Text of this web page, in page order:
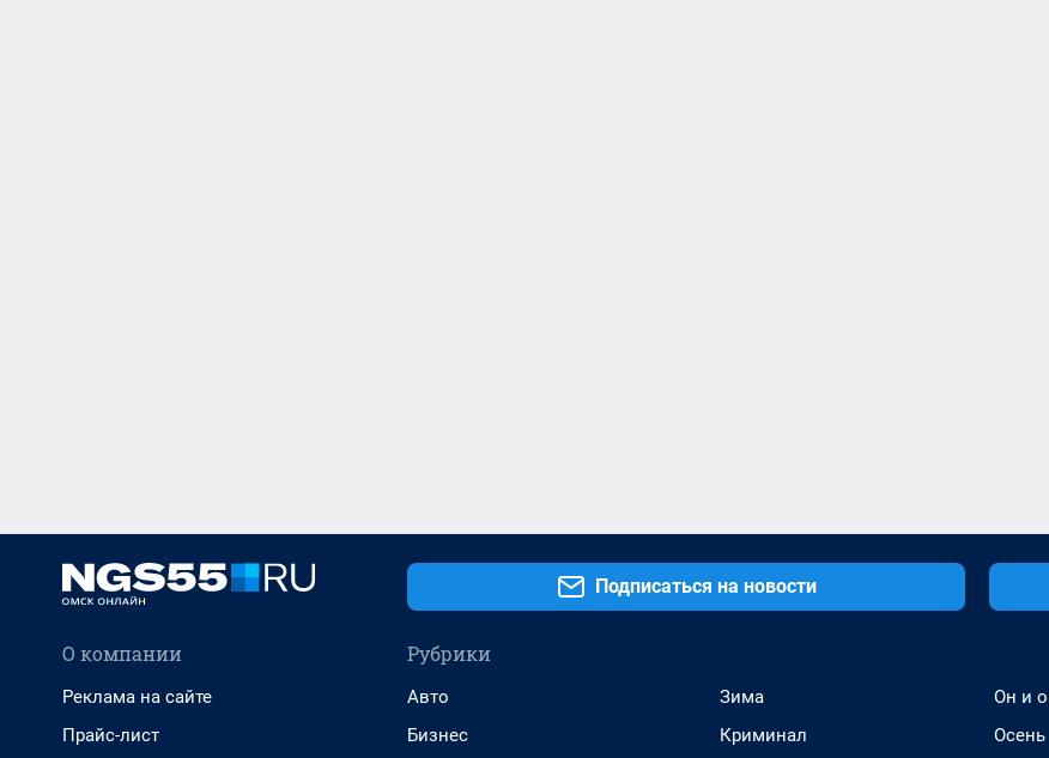
Подписаться на новости
О компании
Реклама на сайте
Прайс-лист
Рубрики
Авто
Бизнес
Зима
Криминал
Он и
Осень